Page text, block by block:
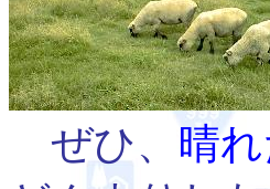
ぜひ、 晴れ